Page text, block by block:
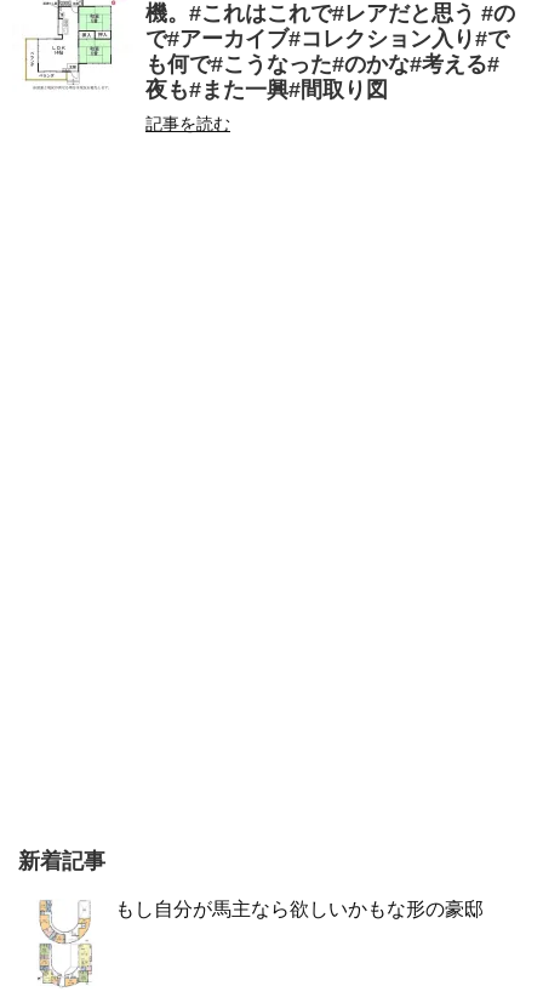
機。#これはこれで#レアだと思う #の
で#アーカイブ#コレクション入り#で
も何で#こうなった#のかな#考える#
夜も#また一興#間取り図
記事を読む
新着記事
もし自分が馬主なら欲しいかもな形の豪邸